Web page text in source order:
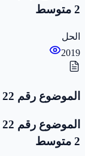
2 متوسط
الحل
2019
الموضوع رقم 22
2 متوسط